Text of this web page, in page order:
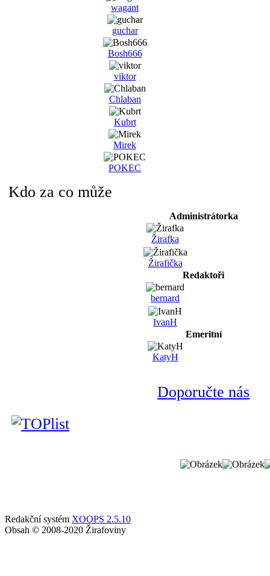
wagant
guchar
Bosh666
viktor
Chlaban
Kubrt
Mirek
POKEC
Kdo za co může
Administrátorka
Žirafka
Žirafička
Redaktoři
bernard
IvanH
Emeritní
KatyH
Doporučte nás
Redakční systém XOOPS 2.5.10
Obsah © 2008-2020 Žirafoviny